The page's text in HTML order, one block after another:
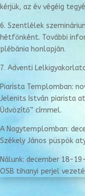
kérjük, az év végéig
6. Szentlélek
hétfőnként. További
plébánia honlapján.
7. Adventi
Piarista Templomban:
Jelenits István piarista
Üdvözítő” címmel.
A Nagytemplomban:
Székely János püspök
Nálunk: december 18-
OSB tihanyi perjel